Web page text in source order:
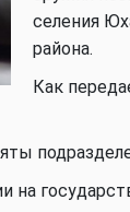
селения
района.
Как
на